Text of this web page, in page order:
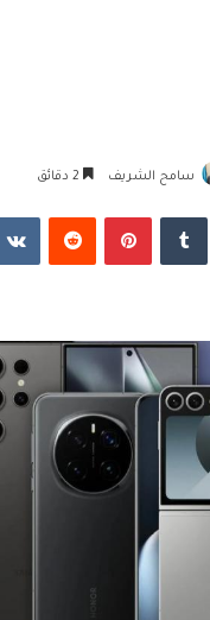
سامح الشريف
لينكدإن بينتيريست